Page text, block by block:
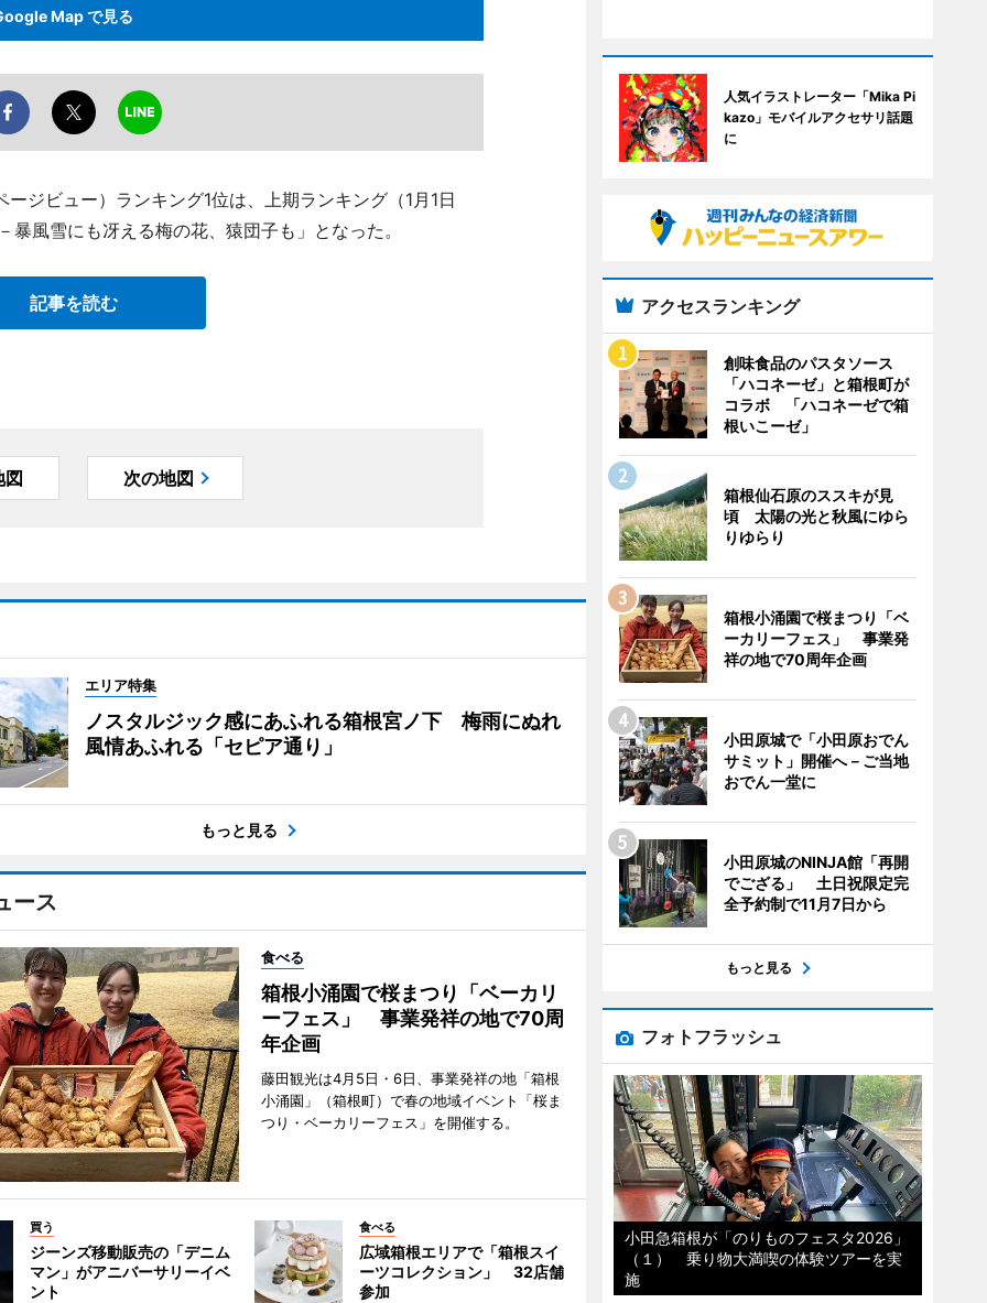
Map で見る
ジビュー）ランキング1位は、上期ランキング（1月1日
風雪にも冴える梅の花、猿団子も」となった。
記事を読む
図 次の地図
エリア特集
ノスタルジック感にあふれる箱根宮ノ下 梅雨にぬれ
風情あふれる「セピア通り」
もっと見る
ース
食べる
箱根小涌園で桜まつり「ベーカリ
ーフェス」 事業発祥の地で70周
年企画
藤田観光は4月5日・6日、事業発祥の地「箱根
小涌園」（箱根町）で春の地域イベント「桜ま
つり・ベーカリーフェス」を開催する。
買う
ジーンズ移動販売の「デニム
マン」がアニバーサリーイベ
ント
食べる
広域箱根エリアで「箱根スイ
ーツコレクション」 32店舗
参加
人気イラストレーター「Mika Pi
kazo」モバイルアクセサリ話題
に
アクセスランキング
創味食品のパスタソース
「ハコネーゼ」と箱根町が
コラボ 「ハコネーゼで箱
根いこーゼ」
箱根仙石原のススキが見
頃 太陽の光と秋風にゆら
りゆらり
箱根小涌園で桜まつり「ベ
ーカリーフェス」 事業発
祥の地で70周年企画
小田原城で「小田原おでん
サミット」開催へ－ご当地
おでん一堂に
小田原城のNINJA館「再開
でござる」 土日祝限定完
全予約制で11月7日から
もっと見る
フォトフラッシュ
小田急箱根が「のりものフェスタ2026」
（１） 乗り物大満喫の体験ツアーを実
施